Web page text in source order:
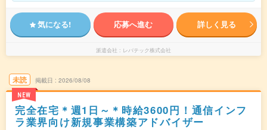
気になる! 応募へ進む 詳しく見る
派遣会社 レバテック株式会社
未読
NEW
掲載日 2026/08/08
完全在宅＊週1日～＊時給3600円！通信インフ
ラ業界向け新規事業構築アドバイザー